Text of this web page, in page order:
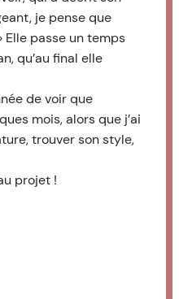
je pense que
Elle passe un temps
qu’au final elle
de voir que
mois, alors que j’ai
trouver son style,
projet !